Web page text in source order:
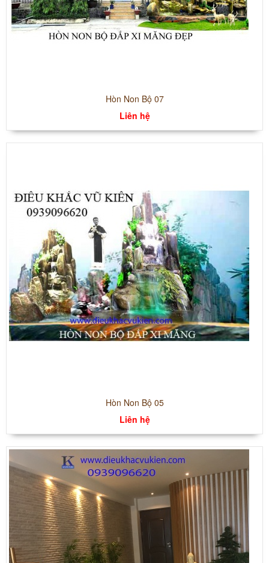
Hòn Non Bộ 07
Liên hệ
Hòn Non Bộ 05
Liên hệ